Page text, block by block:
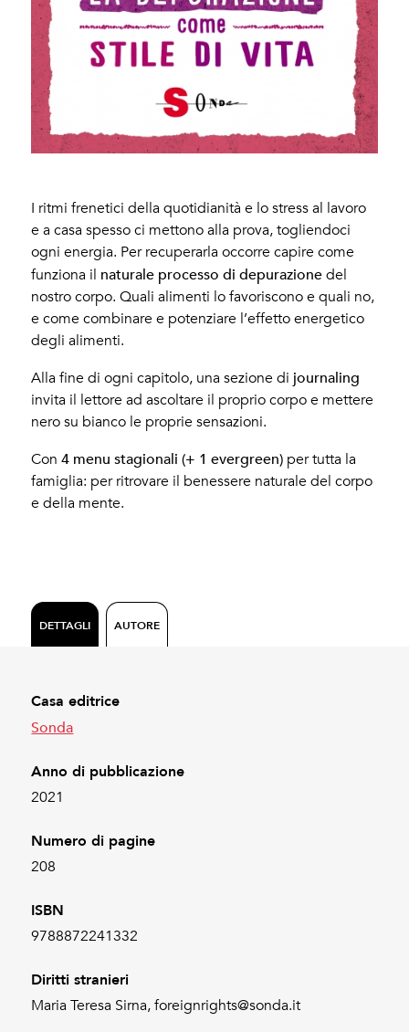
I ritmi frenetici della quotidianità e lo stress al lavoro
e a casa spesso ci mettono alla prova, togliendoci
ogni energia. Per recuperarla occorre capire come
funziona il naturale processo di depurazione del
nostro corpo. Quali alimenti lo favoriscono e quali no,
e come combinare e potenziare l’effetto energetico
degli alimenti.
Alla fine di ogni capitolo, una sezione di journaling
invita il lettore ad ascoltare il proprio corpo e mettere
nero su bianco le proprie sensazioni.
Con4 menu stagionali (+ 1 evergreen) per tutta la
famiglia: per ritrovare il benessere naturale del corpo
e della mente.
DETTAGLI AUTORE
Casa editrice
Sonda
Anno di pubblicazione
2021
Numero di pagine
208
ISBN
9788872241332
Diritti stranieri
Maria Teresa Sirna, foreignrights@sonda.it